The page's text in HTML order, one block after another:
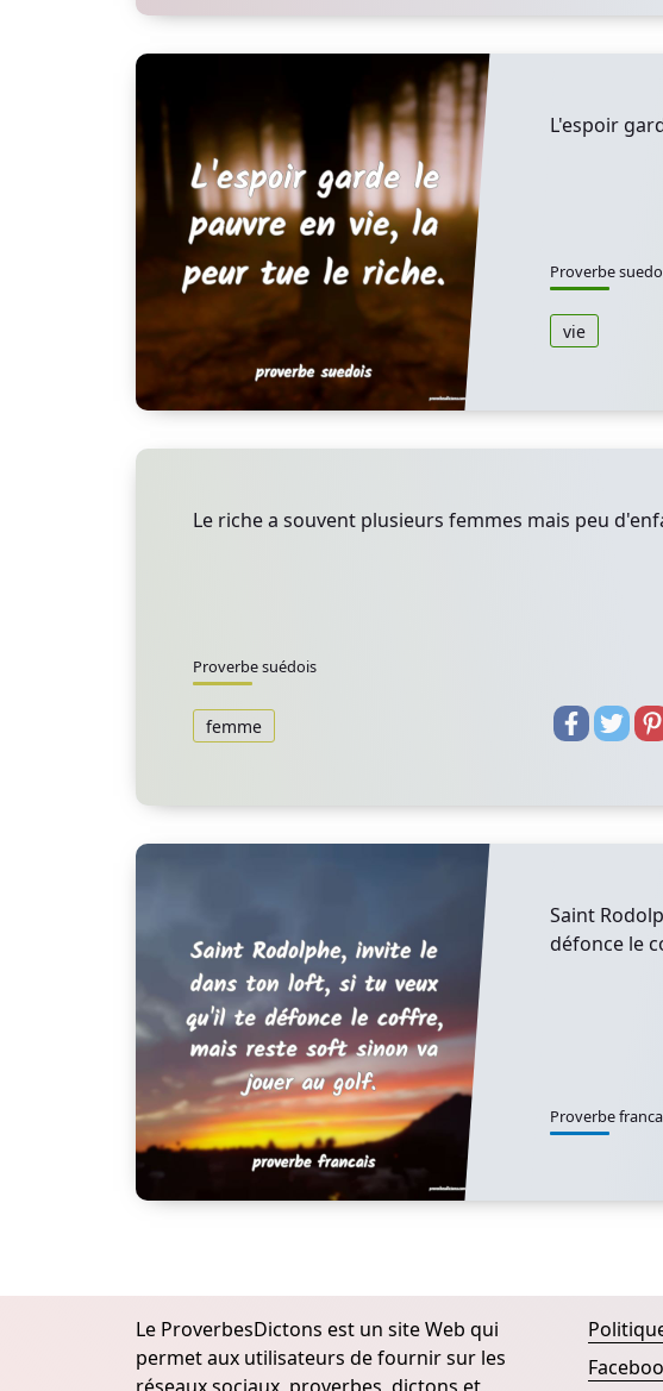
L'espoir
Proverbe
vie
Le riche a souvent plusieurs femmes mais peu
Proverbe suédois
femme
Saint
défonce le
Proverbe
Le ProverbesDictons est un site Web qui
permet aux utilisateurs de fournir sur les